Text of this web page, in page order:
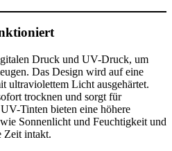
Druck und UV-Druck, um
Das Design wird auf eine
ultraviolettem Licht ausgehärtet.
trocknen und sorgt für
Tinten bieten eine höhere
Sonnenlicht und Feuchtigkeit und
Zeit intakt.